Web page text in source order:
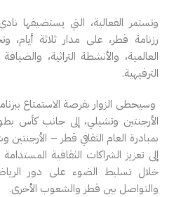
وتستمر الفعالية، التي يستضيفها
رزنامة قطر، على مدار ثلاثة أيام،
العالمية، والأنشطة التراثية، والضيافة
الترفيهية.
وسيحظى الزوار بفرصة الاستمتاع
الأرجنتين وتشيلي، إلى جانب كأس
إلى تعزيز الشراكات الثقافية
خلال تسليط الضوء على دور
والتواصل بين قطر والشعوب الأخرى.